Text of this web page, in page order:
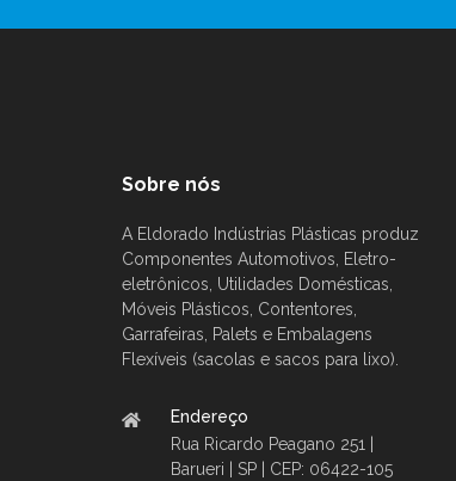
Sobre nós
A Eldorado Indústrias Plásticas produz
Componentes Automotivos, Eletro-
eletrônicos, Utilidades Domésticas,
Móveis Plásticos, Contentores,
Garrafeiras, Palets e Embalagens
Flexíveis (sacolas e sacos para lixo).
Endereço
Rua Ricardo Peagano 251 |
Barueri | SP | CEP: 06422-105